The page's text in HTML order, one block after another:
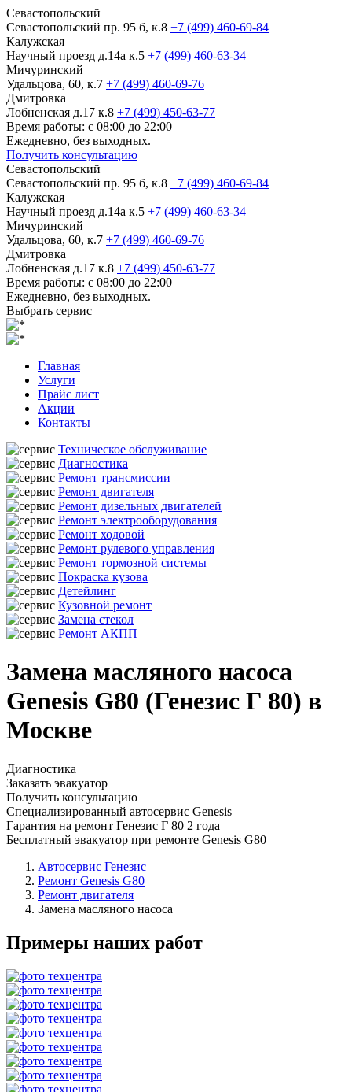
Севастопольский
Севастопольский пр. 95 б, к.8 +7 (499) 460-69-84
Калужская
Научный проезд д.14а к.5 +7 (499) 460-63-34
Мичуринский
Удальцова, 60, к.7 +7 (499) 460-69-76
Дмитровка
Лобненская д.17 к.8 +7 (499) 450-63-77
Время работы: с 08:00 до 22:00
Ежедневно, без выходных.
Получить консультацию
Севастопольский
Севастопольский пр. 95 б, к.8 +7 (499) 460-69-84
Калужская
Научный проезд д.14а к.5 +7 (499) 460-63-34
Мичуринский
Удальцова, 60, к.7 +7 (499) 460-69-76
Дмитровка
Лобненская д.17 к.8 +7 (499) 450-63-77
Время работы: с 08:00 до 22:00
Ежедневно, без выходных.
Выбрать сервис
Главная
Услуги
Прайс лист
Акции
Контакты
Техническое обслуживание
Диагностика
Ремонт трансмиссии
Ремонт двигателя
Ремонт дизельных двигателей
Ремонт электрооборудования
Ремонт ходовой
Ремонт рулевого управления
Ремонт тормозной системы
Покраска кузова
Детейлинг
Кузовной ремонт
Замена стекол
Ремонт АКПП
Замена масляного насоса
Genesis G80 (Генезис Г 80) в
Москве
Диагностика
Заказать эвакуатор
Получить консультацию
Специализированный автосервис Genesis
Гарантия на ремонт Генезис Г 80 2 года
Бесплатный эвакуатор при ремонте Genesis G80
Автосервис Генезис
Ремонт Genesis G80
Ремонт двигателя
Замена масляного насоса
Примеры наших работ